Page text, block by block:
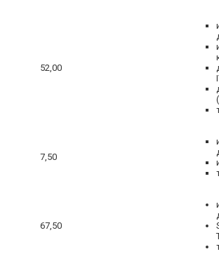
52,00
7,50
67,50